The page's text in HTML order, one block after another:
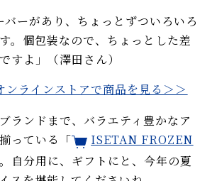
バーがあり、ちょっとずついろいろ
。個包装なので、ちょっとした差
すよ」（澤田さん）
ンラインストアで商品を見る＞＞
ランドまで、バラエティ豊かなア
っている「
ISETAN FROZEN
自分用に、ギフトにと、今年の夏